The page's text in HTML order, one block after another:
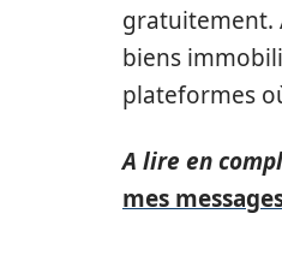
gratuitement.
biens
plateformes
A lire en
mes